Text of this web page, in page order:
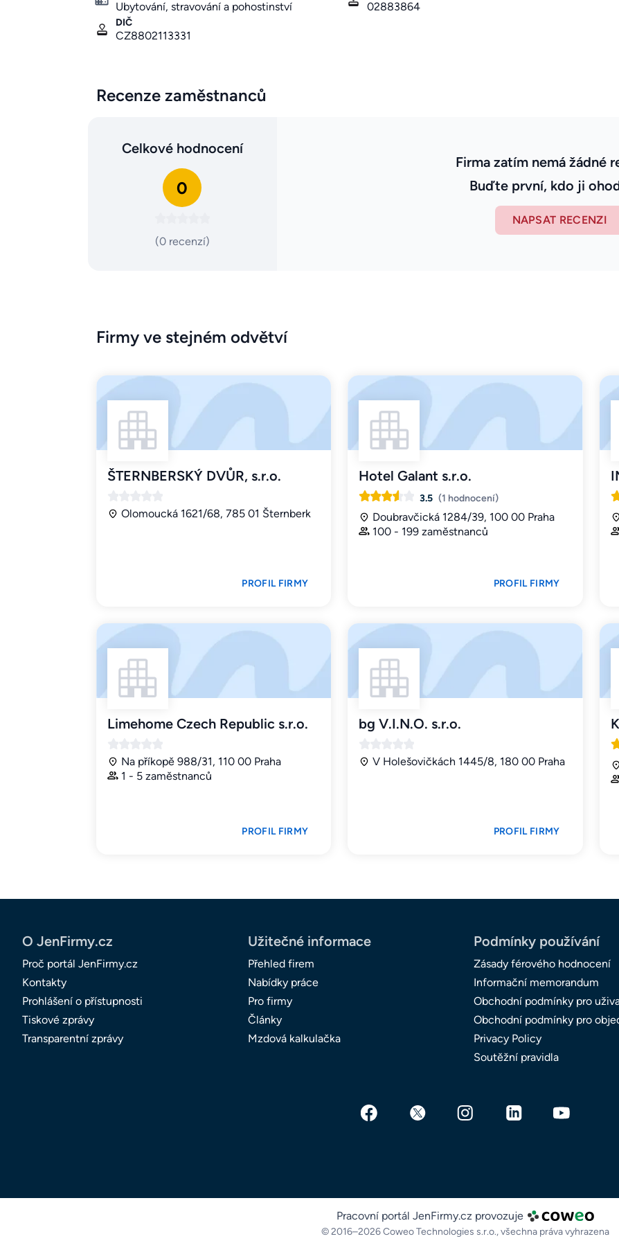
Ubytování, stravování a pohostinství 02883864
DIČ
CZ8802113331
Recenze zaměstnanců
Celkové hodnocení
0
(0 recenzí)
Firma zatím nemá žádné
Buďte první, kdo ji
NAPSAT RECENZI
Firmy ve stejném odvětví
ŠTERNBERSKÝ DVŮR, s.r.o.
Olomoucká 1621/68, 785 01 Šternberk
PROFIL FIRMY
Hotel Galant s.r.o.
3.5 (1 hodnocení)
Doubravčická 1284/39, 100 00 Praha
100 - 199 zaměstnanců
PROFIL FIRMY
Limehome Czech Republic s.r.o.
Na příkopě 988/31, 110 00 Praha
1 - 5 zaměstnanců
PROFIL FIRMY
bg V.I.N.O. s.r.o.
V Holešovičkách 1445/8, 180 00 Praha
PROFIL FIRMY
O JenFirmy.cz
Proč portál JenFirmy.cz
Kontakty
Prohlášení o přístupnosti
Tiskové zprávy
Transparentní zprávy
Užitečné informace
Přehled firem
Nabídky práce
Pro firmy
Články
Mzdová kalkulačka
Podmínky používání
Zásady férového hodnocení
Informační memorandum
Obchodní podmínky pro
Obchodní podmínky pro
Privacy Policy
Soutěžní pravidla
Pracovní portál JenFirmy.cz provozuje
© 2016–2026 Coweo Technologies s.r.o.,všechna práva vyhrazena